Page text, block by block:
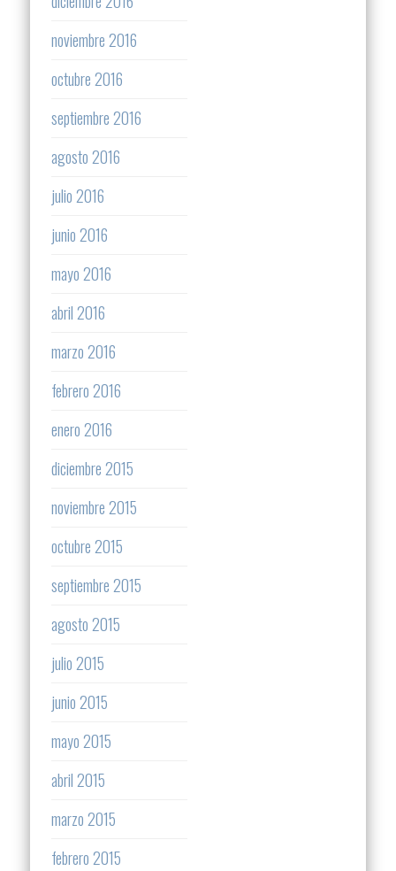
noviembre 2016
octubre 2016
septiembre 2016
agosto 2016
julio 2016
junio 2016
mayo 2016
abril 2016
marzo 2016
febrero 2016
enero 2016
diciembre 2015
noviembre 2015
octubre 2015
septiembre 2015
agosto 2015
julio 2015
junio 2015
mayo 2015
abril 2015
marzo 2015
febrero 2015